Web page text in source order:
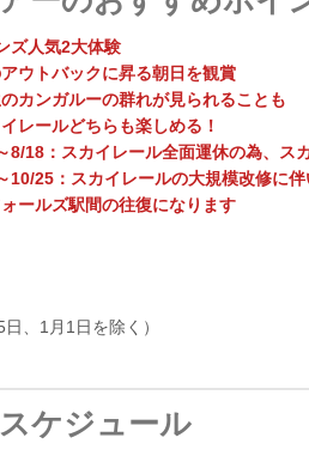
ズ人気2大体験
アウトバックに昇る朝日を観賞
のカンガルーの群れが見られることも
レールどちらも楽しめる！
8/18：スカイレール全面運休の為、ス
10/25：スカイレールの大規模改修に
ールズ駅間の往復になります
、1月1日を除く）
ケジュール